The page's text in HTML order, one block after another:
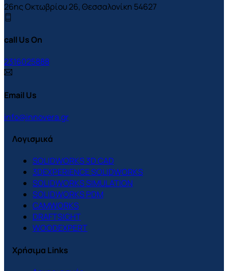
26ης Οκτωβρίου 26, Θεσσαλονίκη 54627
call Us On
2316025888
Email Us
info@innovera.gr
Λογισμικά
SOLIDWORKS 3D CAD
3DEXPERIENCE SOLIDWORKS
SOLIDWORKS SIMULATION
SOLIDWORKS PDM
CAMWORKS
DRAFTSIGHT
WOODEXPERT
Χρήσιμα Links